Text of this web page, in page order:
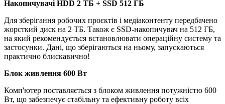
Накопичувачі HDD 2 TБ + SSD 512 ГБ
Для зберігання робочих проєктів і медіаконтенту передбачено
жорсткий диск на 2 ТБ. Також є SSD-накопичувач на 512 ГБ,
на який рекомендується встановлювати операційну систему та
застосунки. Дані, що зберігаються на ньому, запускаються
практично блискавично!
Блок живлення 600 Вт
Комп'ютер поставляється з блоком живлення потужністю 600
Вт, що забезпечує стабільну та ефективну роботу всіх